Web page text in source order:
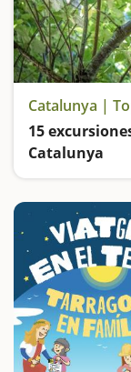
Catalunya |
15
Catalunya